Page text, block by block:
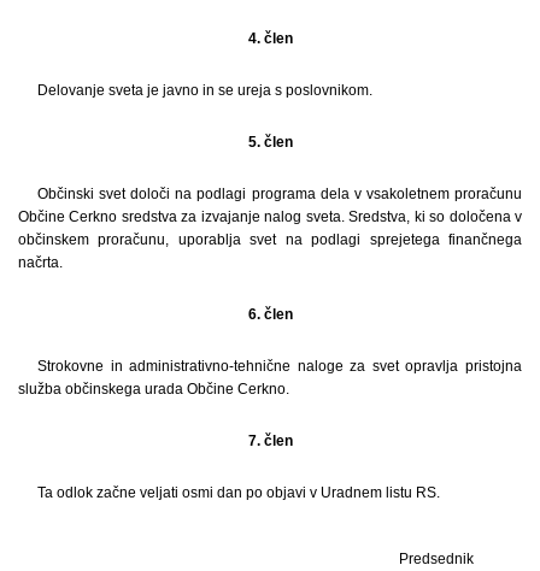
4. člen
Delovanje sveta je javno in se ureja s poslovnikom.
5. člen
Občinski svet določi na podlagi programa dela v vsakoletnem proračunu
Občine Cerkno sredstva za izvajanje nalog sveta. Sredstva, ki so določena v
občinskem proračunu, uporablja svet na podlagi sprejetega finančnega
načrta.
6. člen
Strokovne in administrativno-tehnične naloge za svet opravlja pristojna
služba občinskega urada Občine Cerkno.
7. člen
Ta odlok začne veljati osmi dan po objavi v Uradnem listu RS.
Predsednik